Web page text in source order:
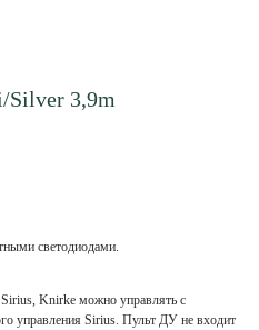
3,9m
светодиодами.
Knirke можно управлять с
управления Sirius. Пульт ДУ не входит